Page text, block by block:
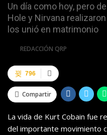
Un día como hoy, pero
Hole y Nirvana
los unió en matrimonio
REDACCIÓN QRP
796
Compartir
La vida de Kurt Cobain fue
del importante movimiento